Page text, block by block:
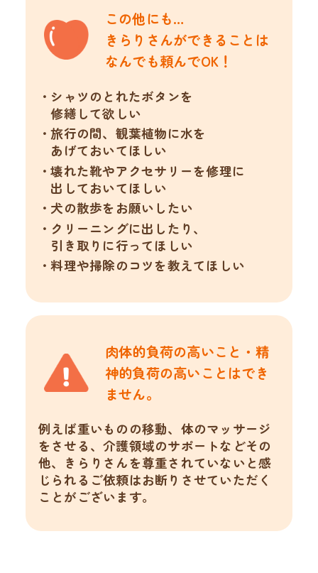
この他にも…
きらりさんができることは
なんでも頼んでOK！
シャツのとれたボタンを
修繕して欲しい
旅行の間、観葉植物に水を
あげておいてほしい
壊れた靴やアクセサリーを修理に
出しておいてほしい
犬の散歩をお願いしたい
クリーニングに出したり、
引き取りに行ってほしい
料理や掃除のコツを教えてほしい
肉体的負荷の高いこと・精
神的負荷の高いことはでき
ません。
例えば重いものの移動、体のマッサージ
をさせる、介護領域のサポートなどその
他、きらりさんを尊重されていないと感
じられるご依頼はお断りさせていただく
ことがございます。